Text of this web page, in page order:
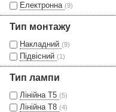
Електронна (9)
Тип монтажу
Накладний (9)
Підвісний (1)
Тип лампи
Лінійна Т5 (5)
Лінійна Т8 (4)